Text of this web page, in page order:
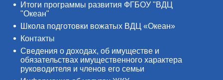
Итоги программы развития ФГБОУ "ВДЦ
"Океан"
Школа подготовки вожатых ВДЦ «Океан»
Контакты
Сведения о доходах, об имуществе и
обязательствах имущественного характера
руководителя и членов его семьи